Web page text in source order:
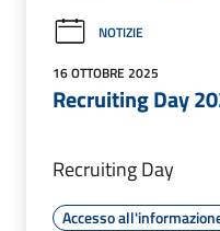
NOTIZIE
16 OTTOBRE 2025
Recruiting Day
Recruiting Day
Accesso